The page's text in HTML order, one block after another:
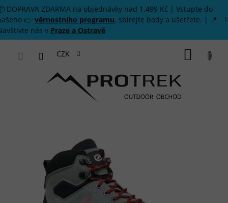
Přejít na obsah
DOPRAVA ZDARMA na objednávky nad 1.499 Kč | Vstupte do
👉 věrnostního programu, sbírejte body a ušetřete. | 📍
nás v Praze a Ostravě
CZK